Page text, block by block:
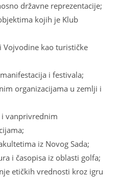
državne reprezentacije;
kojih je Klub
Vojvodine kao turističke
i festivala;
organizacijama u zemlji i
vanprivrednim
iz Novog Sada;
i časopisa iz oblasti golfa;
etičkih vrednosti kroz igru